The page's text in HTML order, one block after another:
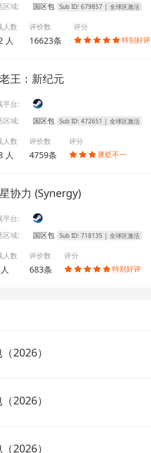
区域:
国区包 Sub ID: 679857| 全球区激活
人数
人
评价数
16623条
评分
     特别好评
王：新纪元
平台:
区域:
国区包 Sub ID: 472651 | 全球区激活
人数
人
评价数
4759条
评分
   褒贬不一
协力 (Synergy)
平台:
区域:
国区包 Sub ID: 718135 | 全球区激活
人数 评价数
683条
评分
     特别好评
2026）
2026）
2026）